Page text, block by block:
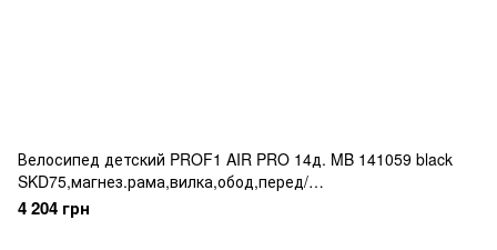
Велосипед детский PROF1 AIR PRO 14д. MB 141059 black
SKD75,магнез.рама,вилка,обод,перед/
зад.диск.торм.,корзина,крыла,доп.кол, черный
4 204 грн